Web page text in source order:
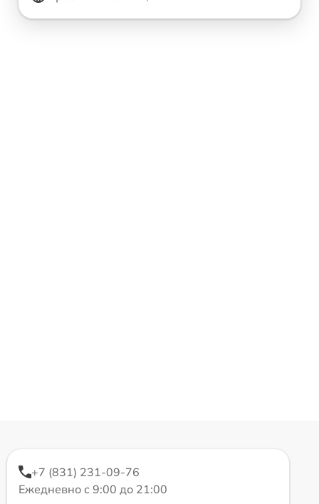
+7 (831) 231-09-76
Ежедневно с 9:00 до 21:00